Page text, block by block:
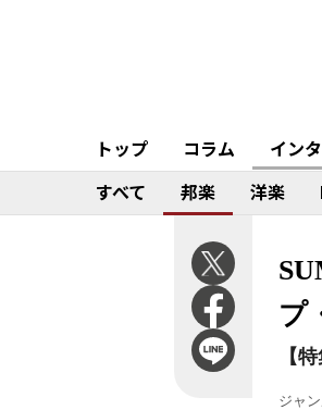
トップ コラム イン
すべて
邦楽 洋楽
プ
【
ジャ